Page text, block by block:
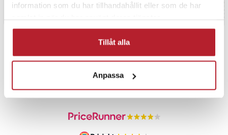
information som du har tillhandahållit eller som de har
Tillåt alla
Anpassa
PRISGARANTI
UTFÖRSÄLJNING